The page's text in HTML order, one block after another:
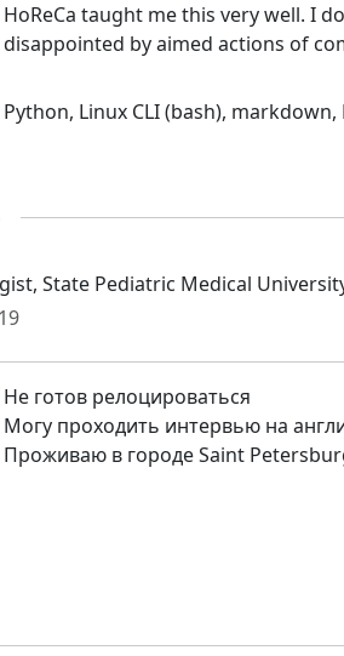
HoReCa taught me this very well. I
disappointed by aimed actions of
Python, Linux CLI (bash), markdown,
State Pediatric Medical
Не готов релоцироваться
Могу проходить интервью на
Проживаю в городе Saint